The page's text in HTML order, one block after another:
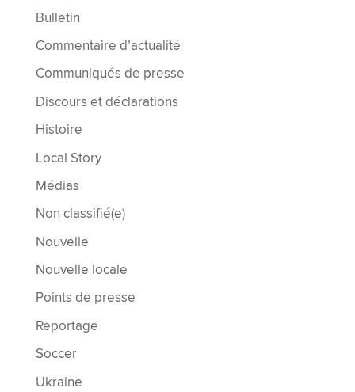
Bulletin
Commentaire d’actualité
Communiqués de presse
Discours et déclarations
Histoire
Local Story
Médias
Non classifié(e)
Nouvelle
Nouvelle locale
Points de presse
Reportage
Soccer
Ukraine